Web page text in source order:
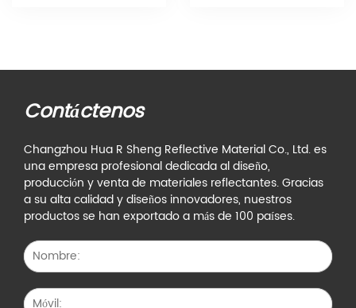
Contáctenos
Changzhou Hua R Sheng Reflective Material Co., Ltd. es
una empresa profesional dedicada al diseño,
producción y venta de materiales reflectantes. Gracias
a su alta calidad y diseños innovadores, nuestros
productos se han exportado a más de 100 países.